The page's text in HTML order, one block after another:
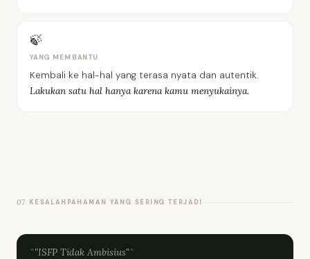
🍃
YANG MEMBANTU
Kembali ke hal-hal yang terasa nyata dan autentik.
Lakukan satu hal hanya karena kamu menyukainya.
07 KESALAHPAHAMAN YANG SERING TERJADI
"ISFP Tidak Ambisius"